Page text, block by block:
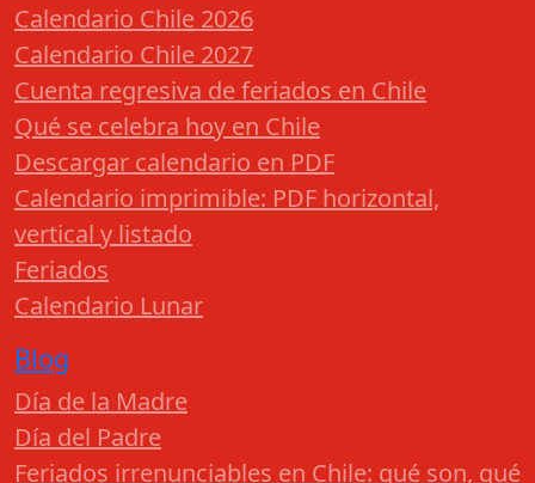
Calendario Chile 2026
Calendario Chile 2027
Cuenta regresiva de feriados en Chile
Qué se celebra hoy en Chile
Descargar calendario en PDF
Calendario imprimible: PDF horizontal,
vertical y listado
Feriados
Calendario Lunar
Blog
Día de la Madre
Día del Padre
Feriados irrenunciables en Chile: qué son, qué